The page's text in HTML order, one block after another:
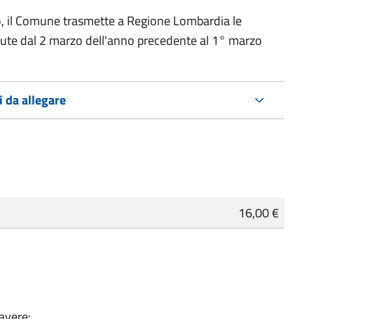
Comune trasmette a Regione Lombardia le
dal 2 marzo dell'anno precedente al 1° marzo
da allegare
16,00 €